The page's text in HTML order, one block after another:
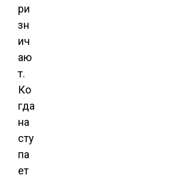
ри
зн
ич
аю
т.
Ко
гда
на
сту
па
ет